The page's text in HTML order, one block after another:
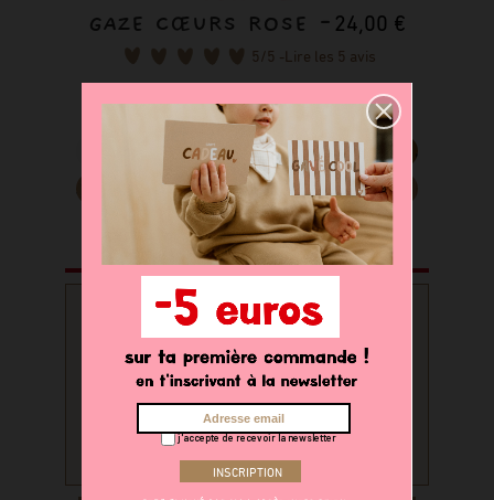
GAZE CŒURS ROSE - 24,00 €
5 /5 -Lire les 5 avis
Déclinaisons disponibles
PERSONNALISATION
Souhaitez-vous personnaliser
oui non
j'accepte de recevoir la newsletter